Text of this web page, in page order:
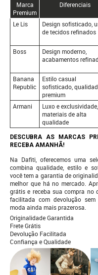
Marca
Premium
Diferenciais
Le Lis
Design sofisticado,
de tecidos refinados
Boss
Design moderno,
acabamentos
Banana
Republic
Estilo casual
sofisticado,
premium
Armani
Luxo e exclusividade,
materiais de alta
qualidade
DESCUBRA AS MARCAS
RECEBA AMANHÃ!
Na Dafiti, oferecemos uma
combina qualidade, estilo e
você tem a garantia de
melhor que há no mercado.
grátis e receba sua compra no
facilitada com devolução
moda ainda mais prazerosa.
Originalidade Garantida
Frete Grátis
Devolução Facilitada
Confiança e Qualidade